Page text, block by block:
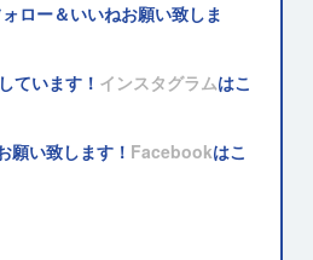
ロー＆いいねお願い致しま
ています！ インスタグラムはこ
い致します！ Facebookはこ